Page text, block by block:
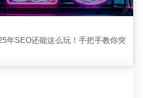
年SEO还能这么玩！手把手教你突